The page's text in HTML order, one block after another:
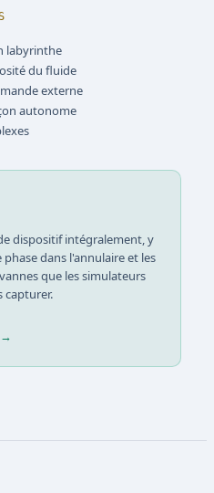
labyrinthe
du fluide
externe
autonome
dispositif intégralement, y
dans l'annulaire et les
que les simulateurs
capturer.
→